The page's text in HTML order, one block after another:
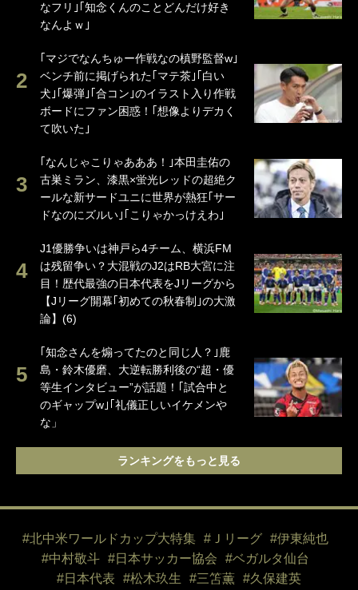
なフリ｣｢知念くんのことどんだけ好き
なんよｗ｣
｢マジでなんちゅー作戦なの槙野監督w｣
ベンチ前に掲げられた｢マテ茶｣｢白い
犬｣｢爆弾｣｢合コン｣のイラスト入り作戦
ボードにファン困惑！｢想像よりデカく
て吹いた｣
｢なんじゃこりゃあああ！｣本田圭佑の
古巣ミラン、漆黒×蛍光レッドの超絶ク
ールな新サードユニに世界が熱狂｢サー
ドなのにズルい｣｢こりゃかっけえわ｣
J1優勝争いは神戸ら4チーム、横浜FM
は残留争い？大混戦のJ2はRB大宮に注
目！歴代最強の日本代表をJリーグから
【Jリーグ開幕｢初めての秋春制｣の大激
論】(6)
｢知念さんを煽ってたのと同じ人？｣鹿
島・鈴木優磨、大逆転勝利後の“超・優
等生インタビュー”が話題！｢試合中と
のギャップw｣｢礼儀正しいイケメンや
な」
ランキングをもっと見る
#北中米ワールドカップ大特集 #Ｊリーグ
#伊東純也
#中村敬斗
#日本サッカー協会
#ベガルタ仙台
#日本代表
#松木玖生 #三笘薫 #久保建英